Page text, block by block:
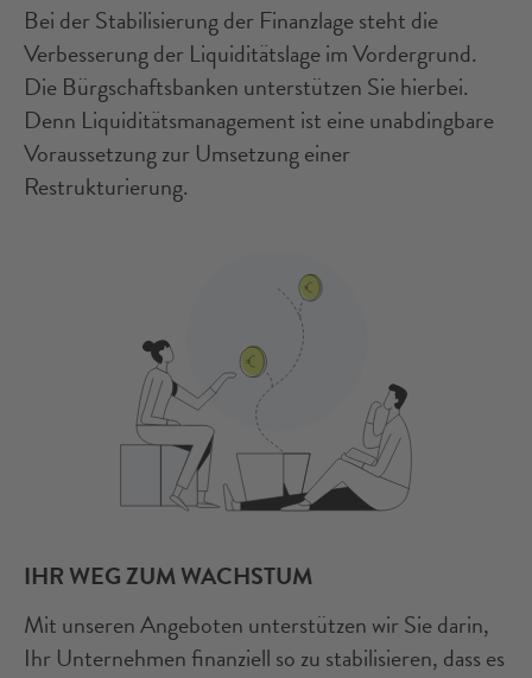
Bei der Stabilisierung der Finanzlage steht die
Verbesserung der Liquiditätslage im Vordergrund.
Die Bürgschaftsbanken unterstützen Sie hierbei.
Denn Liquiditätsmanagement ist eine unabdingbare
Voraussetzung zur Umsetzung einer
Restrukturierung.
IHR WEG ZUM WACHSTUM
Mit unseren Angeboten unterstützen wir Sie darin,
Ihr Unternehmen finanziell so zu stabilisieren, dass es